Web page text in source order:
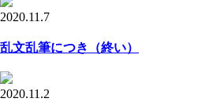
2020.11.7
乱文乱筆につき（終い）
2020.11.2